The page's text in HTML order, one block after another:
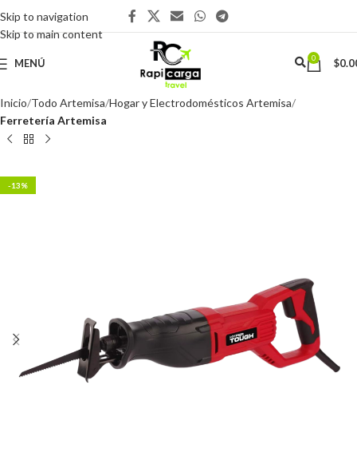
Skip to navigation
Skip to main content
MENÚ 0 $
Inicio Todo Artemisa Hogar y Electrodomésticos Artemisa
Ferretería Artemisa
-13%